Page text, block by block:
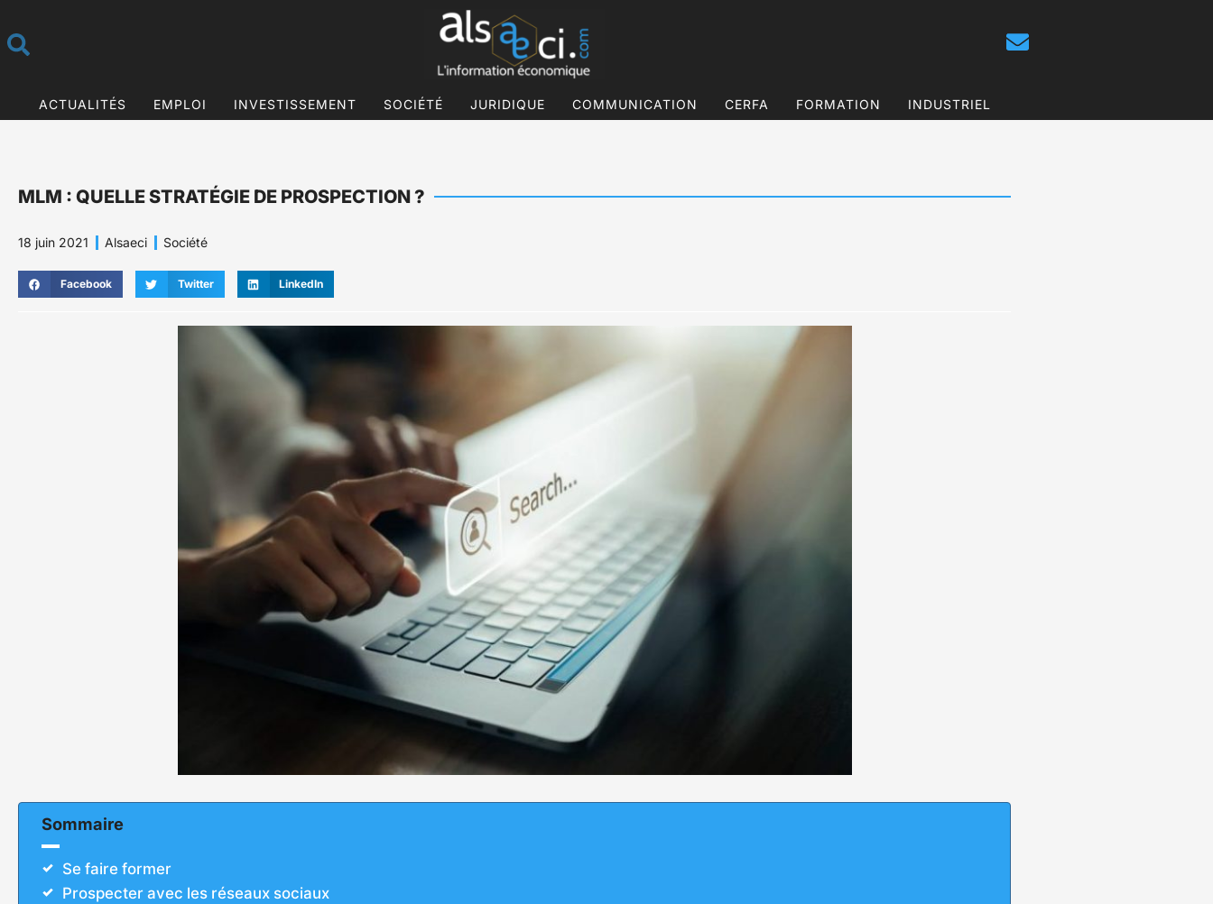
ACTUALITÉS EMPLOI INVESTISSEMENT SOCIÉTÉ JURIDIQUE COMMUNICATION CERFA FORMATION INDUSTRIEL
MLM : QUELLE STRATÉGIE DE PROSPECTION ?
18 juin 2021 Alsaeci Société
Facebook Twitter LinkedIn
Sommaire
Se faire former
Prospecter avec les réseaux sociaux